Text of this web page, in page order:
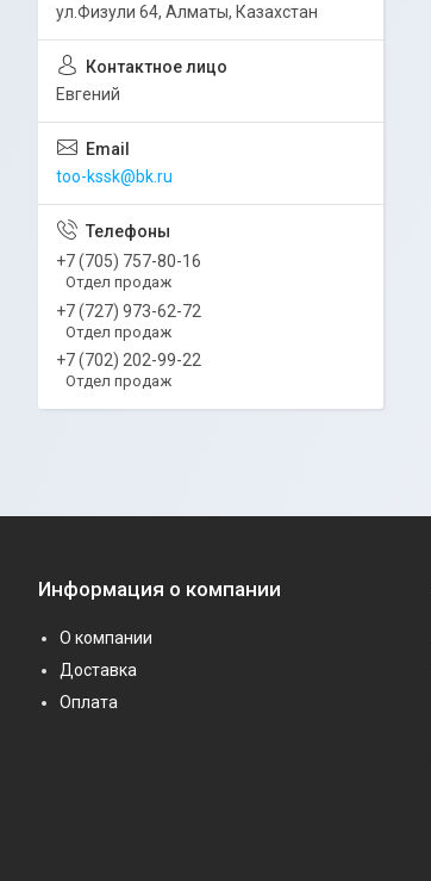
ул.Физули 64, Алматы, Казахстан
Евгений
too-kssk@bk.ru
+7 (705) 757-80-16
Отдел продаж
+7 (727) 973-62-72
Отдел продаж
+7 (702) 202-99-22
Отдел продаж
Информация о компании
О компании
Доставка
Оплата